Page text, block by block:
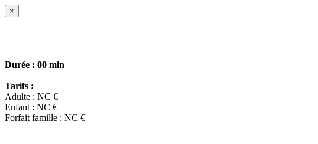
×
Durée : 00 min
Tarifs :
Adulte : NC €
Enfant : NC €
Forfait famille : NC €